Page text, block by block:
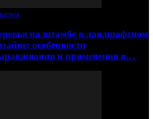
на штамбе в ландшафтном
особенности
и применения в…